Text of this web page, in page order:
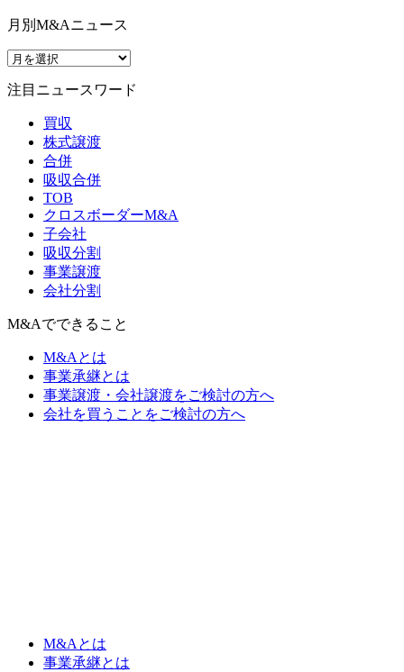
月別M&Aニュース
注目ニュースワード
買収
株式譲渡
合併
吸収合併
TOB
クロスボーダーM&A
子会社
吸収分割
事業譲渡
会社分割
M&Aでできること
M&Aとは
事業承継とは
事業譲渡・会社譲渡をご検討の方へ
会社を買うことをご検討の方へ
M&Aとは
事業承継とは